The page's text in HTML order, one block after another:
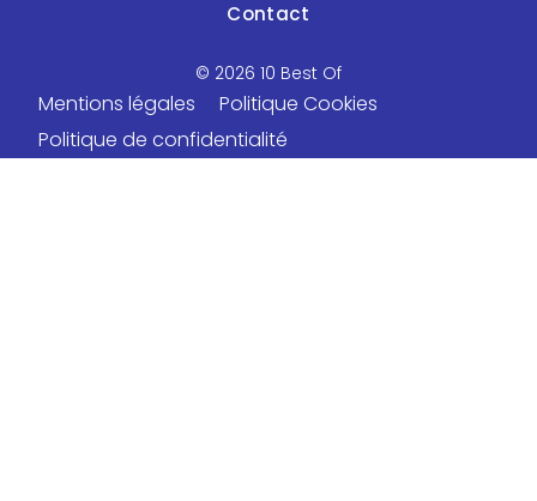
Contact
© 2026 10 Best Of
Mentions légales
Politique Cookies
Politique de confidentialité